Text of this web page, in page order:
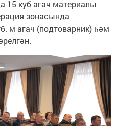
15 куб агач материалы
зонасында
м агач (подтоварник) һәм